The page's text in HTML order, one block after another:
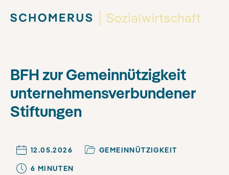
BFH zur Gemeinnützigkeit
unternehmensverbundener
Stiftungen
12.05.2026
GEMEINNÜTZIGKEIT
6 MINUTEN